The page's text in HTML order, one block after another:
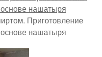
Приготовление
нашатыря